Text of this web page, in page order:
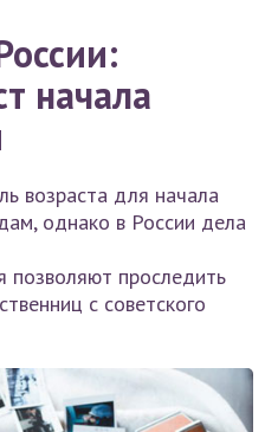
начала
возраста для начала
однако в России дела
позволяют проследить
с советского